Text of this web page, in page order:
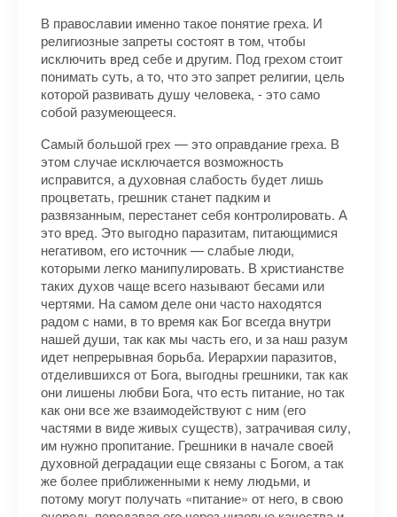
В православии именно такое понятие греха. И
религиозные запреты состоят в том, чтобы
исключить вред себе и другим. Под грехом стоит
понимать суть, а то, что это запрет религии, цель
которой развивать душу человека, - это само
собой разумеющееся.
Самый большой грех — это оправдание греха. В
этом случае исключается возможность
исправится, а духовная слабость будет лишь
процветать, грешник станет падким и
развязанным, перестанет себя контролировать. А
это вред. Это выгодно паразитам, питающимися
негативом, его источник — слабые люди,
которыми легко манипулировать. В христианстве
таких духов чаще всего называют бесами или
чертями. На самом деле они часто находятся
радом с нами, в то время как Бог всегда внутри
нашей души, так как мы часть его, и за наш разум
идет непрерывная борьба. Иерархии паразитов,
отделившихся от Бога, выгодны грешники, так как
они лишены любви Бога, что есть питание, но так
как они все же взаимодействуют с ним (его
частями в виде живых существ), затрачивая силу,
им нужно пропитание. Грешники в начале своей
духовной деградации еще связаны с Богом, а так
же более приближенными к нему людьми, и
потому могут получать «питание» от него, в свою